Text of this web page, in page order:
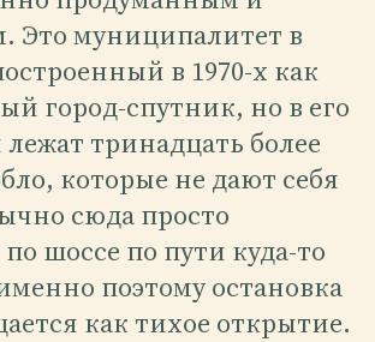
Это муниципалитет в
в 1970-х как
город-спутник, но в его
тринадцать более
которые не дают себя
сюда просто
шоссе по пути куда-то
поэтому остановка
как тихое открытие.